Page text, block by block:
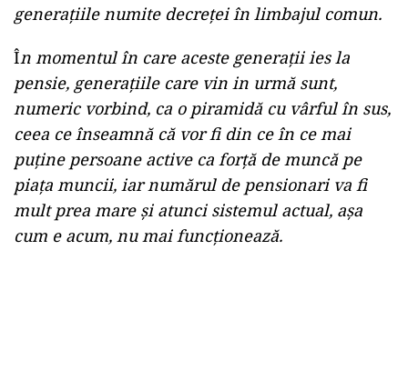
generaţiile numite decreţei în limbajul comun.
În momentul în care aceste generaţii ies la
pensie, generaţiile care vin in urmă sunt,
numeric vorbind, ca o piramidă cu vârful în sus,
ceea ce înseamnă că vor fi din ce în ce mai
puţine persoane active ca forţă de muncă pe
piaţa muncii, iar numărul de pensionari va fi
mult prea mare şi atunci sistemul actual, aşa
cum e acum, nu mai funcţionează.